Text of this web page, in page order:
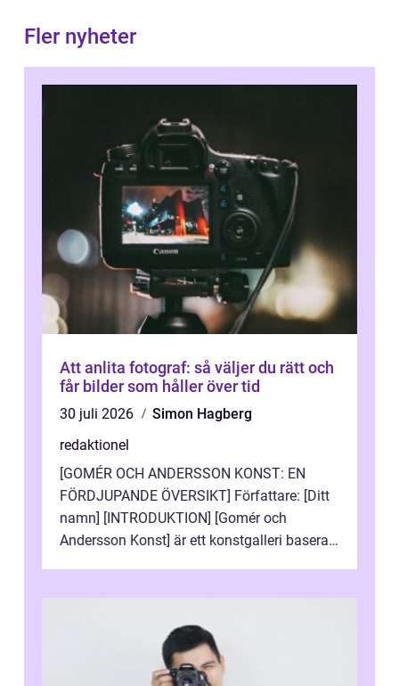
Fler nyheter
Att anlita fotograf: så väljer du rätt och
får bilder som håller över tid
30 juli 2026
Simon Hagberg
redaktionel
[GOMÉR OCH ANDERSSON KONST: EN
FÖRDJUPANDE ÖVERSIKT] Författare: [Ditt
namn] [INTRODUKTION] [Gomér och
Andersson Konst] är ett konstgalleri baserat